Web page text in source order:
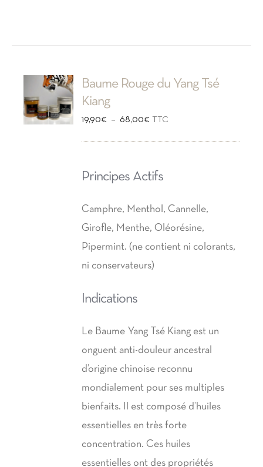
CHOIX
DES
CE
PRODUIT
Baume Rouge du Yang Tsé
Kiang
19,90€ – 68,00€ Plage
19,90€
68,00€
TTC
Principes Actifs
Camphre, Menthol, Cannelle,
Girofle, Menthe, Oléorésine,
Pipermint. (ne contient ni colorants,
ni conservateurs)
Indications
Le Baume Yang Tsé Kiang est un
onguent anti-douleur ancestral
d’origine chinoise reconnu
mondialement pour ses multiples
bienfaits. Il est composé d’huiles
essentielles en très forte
concentration. Ces huiles
essentielles ont des propriétés